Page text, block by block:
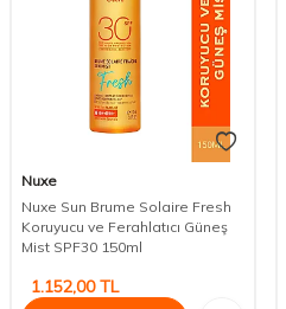
Nuxe
Nuxe Sun Brume Solaire Fresh
Koruyucu ve Ferahlatıcı Güneş
Mist SPF30 150ml
1.152,00TL